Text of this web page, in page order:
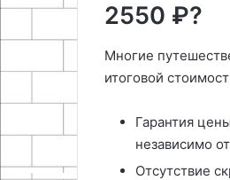
2550 ₽?
Многие
итоговой
Гарантия
независимо
Отсутствие